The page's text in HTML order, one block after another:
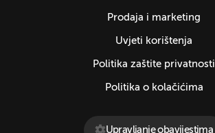
Prodaja i marketing
Uvjeti korištenja
Politika zaštite privatnosti
Politika o kolačićima
Upravljanje obavijestima